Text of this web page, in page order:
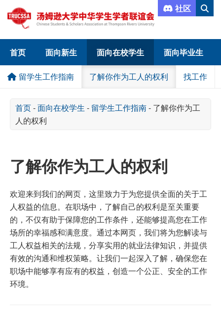
社区
首页 面向新生 面向在校学生 面向毕业生
留学生工作指南 找工作
了解你作为工人的权利
首页-面向在校学生 - 留学生工作指南- 了解你作为工
人的权利
了解你作为工人的权利
欢迎来到我们的网页，这里致力于为您提供全面的关于工
人权益的信息。在职场中，了解自己的权利是至关重要
的，不仅有助于保障您的工作条件，还能够提高您在工作
场所的幸福感和满意度。通过本网页，我们将为您解读与
工人权益相关的法规，分享实用的就业法律知识，并提供
有效的沟通和维权策略。让我们一起深入了解，确保您在
职场中能够享有应有的权益，创造一个公正、安全的工作
环境。